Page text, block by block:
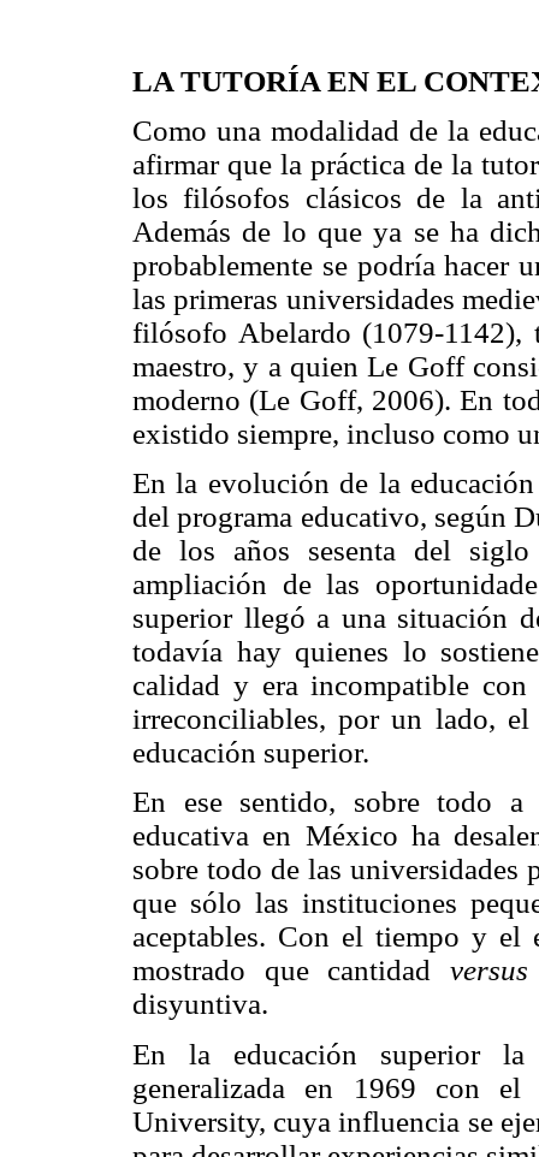
LA TUTORÍA EN EL
Como una modalidad de la
afirmar que la práctica de la
los filósofos clásicos de la
Además de lo que ya se ha
probablemente se podría hacer
las primeras universidades
filósofo Abelardo (1079-1142),
maestro, y a quien Le Goff
moderno (Le Goff, 2006). En
existido siempre, incluso como
En la evolución de la
del programa educativo, según
de los años sesenta del
ampliación de las
superior llegó a una situación
todavía hay quienes lo
calidad y era incompatible
irreconciliables, por un lado,
educación superior.
En ese sentido, sobre todo
educativa en México ha
sobre todo de las universidades
que sólo las instituciones
aceptables. Con el tiempo y el
mostrado que cantidad versus
disyuntiva.
En la educación superior la
generalizada en 1969 con
University, cuya influencia se